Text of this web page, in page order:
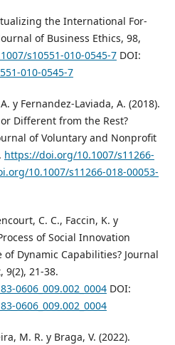
the International For-
of Business Ethics, 98,
s10551-010-0545-7DOI:
010-0545-7
y Fernandez-Laviada, A. (2018).
Different from the Rest?
of Voluntary and Nonprofit
https://doi.org/10.1007/s11266-
10.1007/s11266-018-00053-
C. C., Faccin, K. y
of Social Innovation
Dynamic Capabilities? Journal
21-38.
0606_009.002_0004DOI:
0606_009.002_0004
M. R. y Braga, V. (2022).